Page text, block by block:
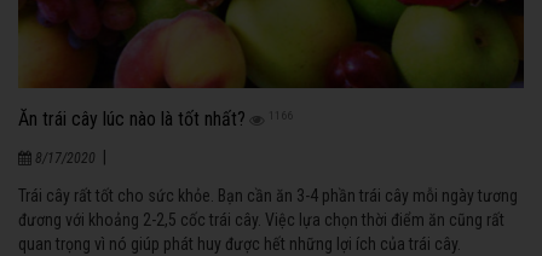
Ăn trái cây lúc nào là tốt nhất? 1166
8/17/2020
Trái cây rất tốt cho sức khỏe. Bạn cần ăn 3-4 phần trái cây mỗi ngày tương
đương với khoảng 2-2,5 cốc trái cây. Việc lựa chọn thời điểm ăn cũng rất
quan trọng vì nó giúp phát huy được hết những lợi ích của trái cây.